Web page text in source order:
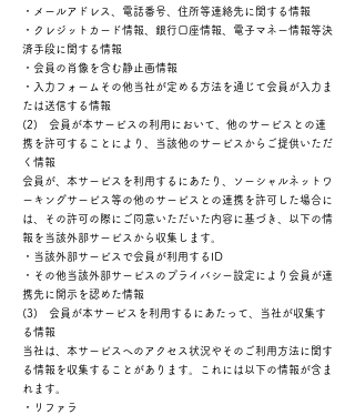
・メールアドレス、電話番号、住所等連絡先に関する情報
・クレジットカード情報、銀行口座情報、電子マネー情報等決
済手段に関する情報
・会員の肖像を含む静止画情報
・入力フォームその他当社が定める方法を通じて会員が入力ま
たは送信する情報
(2) 会員が本サービスの利用において、他のサービスとの連
携を許可することにより、当該他のサービスからご提供いただ
く情報
会員が、本サービスを利用するにあたり、ソーシャルネットワ
ーキングサービス等の他のサービスとの連携を許可した場合に
は、その許可の際にご同意いただいた内容に基づき、以下の情
報を当該外部サービスから収集します。
・当該外部サービスで会員が利用するID
・その他当該外部サービスのプライバシー設定により会員が連
携先に開示を認めた情報
(3) 会員が本サービスを利用するにあたって、当社が収集す
る情報
当社は、本サービスへのアクセス状況やそのご利用方法に関す
る情報を収集することがあります。これには以下の情報が含ま
れます。
・リファラ